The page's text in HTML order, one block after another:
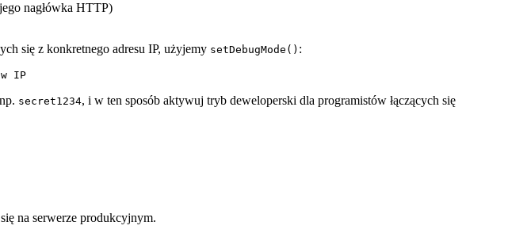
nagłówka HTTP)
się z konkretnego adresu IP, użyjemy setDebugMode() :
secret1234, i w ten sposób aktywuj tryb deweloperski dla programistów łączących się
na serwerze produkcyjnym.